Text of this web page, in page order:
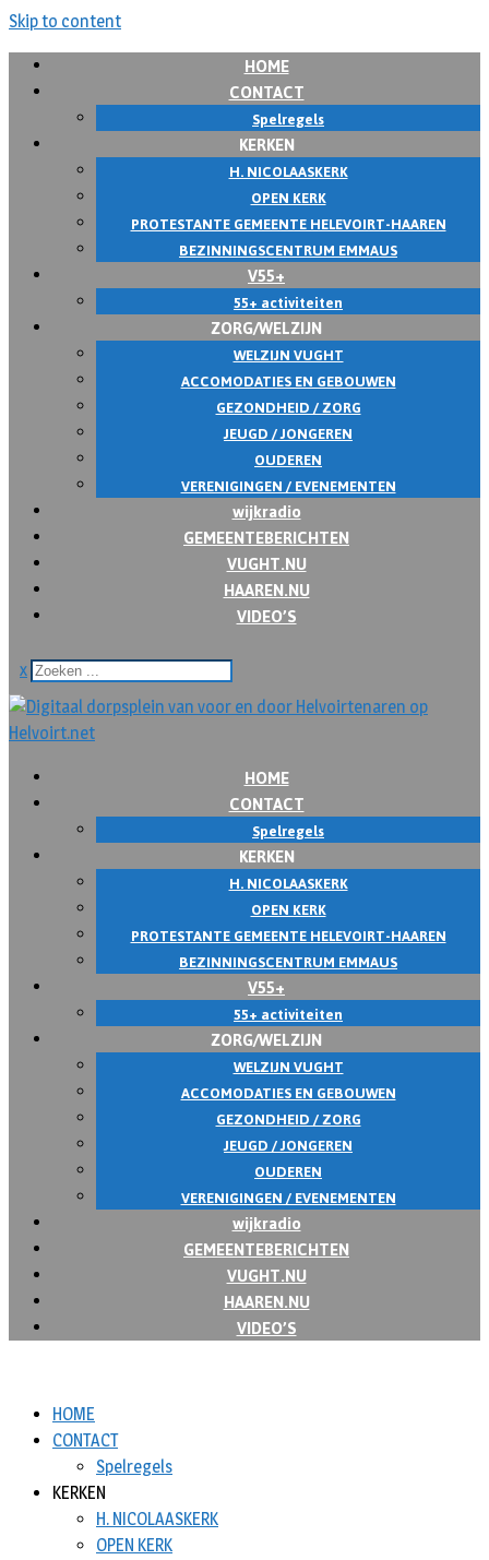
Skip to content
HOME
CONTACT
Spelregels
KERKEN
H. NICOLAASKERK
OPEN KERK
PROTESTANTE GEMEENTE HELEVOIRT-HAAREN
BEZINNINGSCENTRUM EMMAUS
V55+
55+ activiteiten
ZORG/WELZIJN
WELZIJN VUGHT
ACCOMODATIES EN GEBOUWEN
GEZONDHEID / ZORG
JEUGD / JONGEREN
OUDEREN
VERENIGINGEN / EVENEMENTEN
wijkradio
GEMEENTEBERICHTEN
VUGHT.NU
HAAREN.NU
VIDEO’S
x
HOME
CONTACT
Spelregels
KERKEN
H. NICOLAASKERK
OPEN KERK
PROTESTANTE GEMEENTE HELEVOIRT-HAAREN
BEZINNINGSCENTRUM EMMAUS
V55+
55+ activiteiten
ZORG/WELZIJN
WELZIJN VUGHT
ACCOMODATIES EN GEBOUWEN
GEZONDHEID / ZORG
JEUGD / JONGEREN
OUDEREN
VERENIGINGEN / EVENEMENTEN
wijkradio
GEMEENTEBERICHTEN
VUGHT.NU
HAAREN.NU
VIDEO’S
HOME
CONTACT
Spelregels
KERKEN
H. NICOLAASKERK
OPEN KERK